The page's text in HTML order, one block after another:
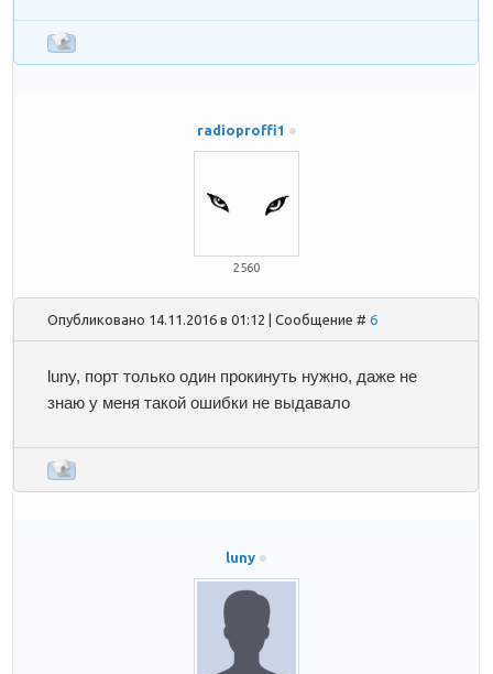
radioproffi1
2560
Опубликовано 14.11.2016 в 01:12 | Сообщение #6
luny, порт только один прокинуть нужно, даже не
знаю у меня такой ошибки не выдавало
luny